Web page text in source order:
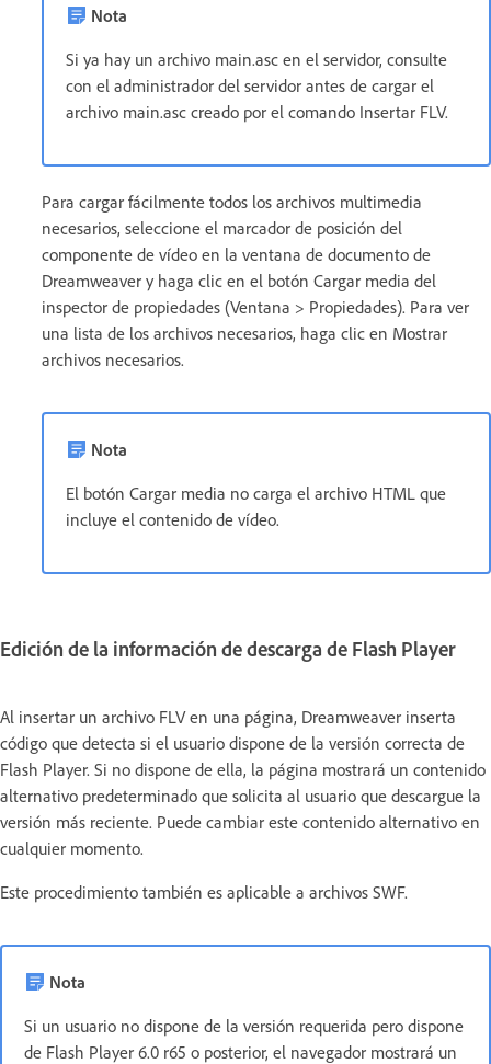
Nota
Si ya hay un archivo main.asc en el servidor, consulte
con el administrador del servidor antes de cargar el
archivo main.asc creado por el comando Insertar FLV.
Para cargar fácilmente todos los archivos multimedia
necesarios, seleccione el marcador de posición del
componente de vídeo en la ventana de documento de
Dreamweaver y haga clic en el botón Cargar media del
inspector de propiedades (Ventana > Propiedades). Para ver
una lista de los archivos necesarios, haga clic en Mostrar
archivos necesarios.
Nota
El botón Cargar media no carga el archivo HTML que
incluye el contenido de vídeo.
Edición de la información de descarga de Flash Player
Al insertar un archivo FLV en una página, Dreamweaver inserta
código que detecta si el usuario dispone de la versión correcta de
Flash Player. Si no dispone de ella, la página mostrará un contenido
alternativo predeterminado que solicita al usuario que descargue la
versión más reciente. Puede cambiar este contenido alternativo en
cualquier momento.
Este procedimiento también es aplicable a archivos SWF.
Nota
Si un usuario no dispone de la versión requerida pero dispone
de Flash Player 6.0 r65 o posterior, el navegador mostrará un